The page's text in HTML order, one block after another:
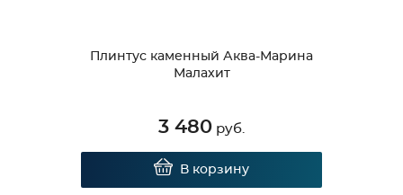
Плинтус каменный Аква-Марина
Малахит
3 480 руб.
В корзину